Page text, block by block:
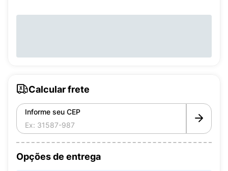
Calcular frete
Informe seu CEP
Opções de entrega